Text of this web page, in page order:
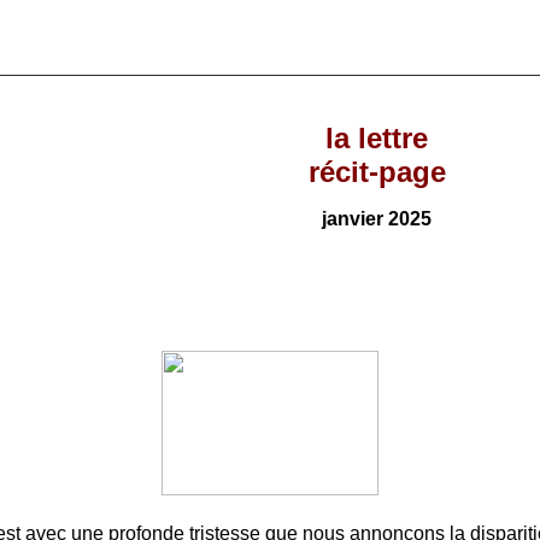
la lettre
récit-page
janvier 2025
avec une profonde tristesse que nous annonçons la